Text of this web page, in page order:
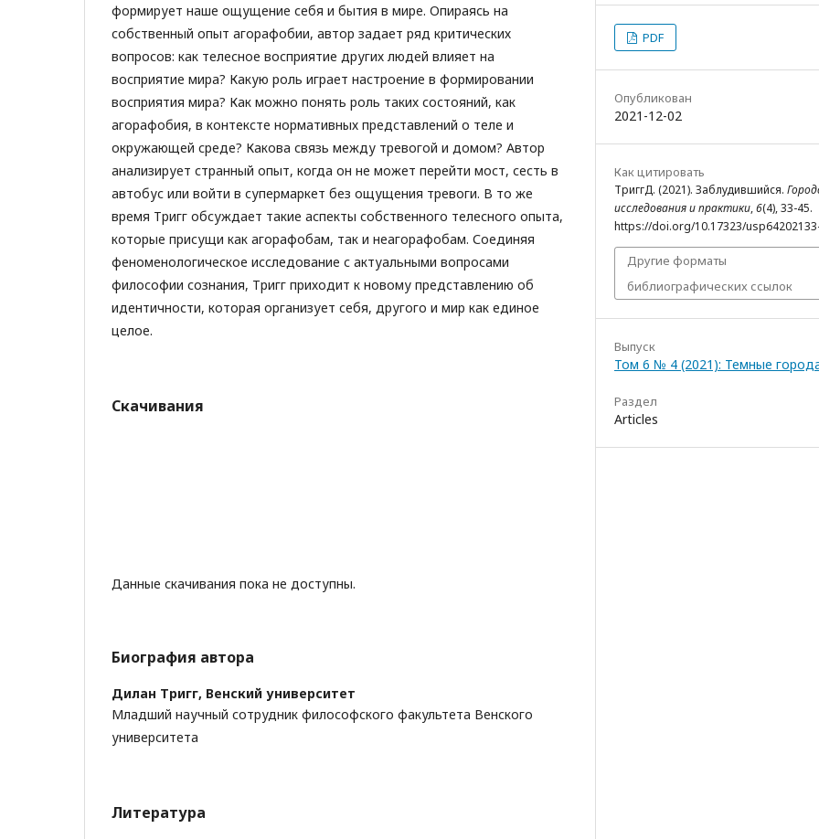
формирует наше ощущение себя и бытия в мире. Опираясь на
собственный опыт агорафобии, автор задает ряд критических
вопросов: как телесное восприятие других людей влияет на
восприятие мира? Какую роль играет настроение в формировании
восприятия мира? Как можно понять роль таких состояний, как
агорафобия, в контексте нормативных представлений о теле и
окружающей среде? Какова связь между тревогой и домом? Автор
анализирует странный опыт, когда он не может перейти мост, сесть в
автобус или войти в супермаркет без ощущения тревоги. В то же
время Тригг обсуждает такие аспекты собственного телесного опыта,
которые присущи как агорафобам, так и неагорафобам. Соединяя
феноменологическое исследование с актуальными вопросами
философии сознания, Тригг приходит к новому представлению об
идентичности, которая организует себя, другого и мир как единое
целое.
Скачивания
Данные скачивания пока не доступны.
Биография автора
Дилан Тригг, Венский университет
Младший научный сотрудник философского факультета Венского
университета
Литература
PDF
Опубликован
2021-12-02
Как цитировать
ТриггД. (2021). Заблудившийся.
исследования и практики,6(4), 33-45.
https://doi.org/10.17323/
Другие форматы
библиографических ссылок
Выпуск
Том 6 № 4 (2021): Темные
Раздел
Articles